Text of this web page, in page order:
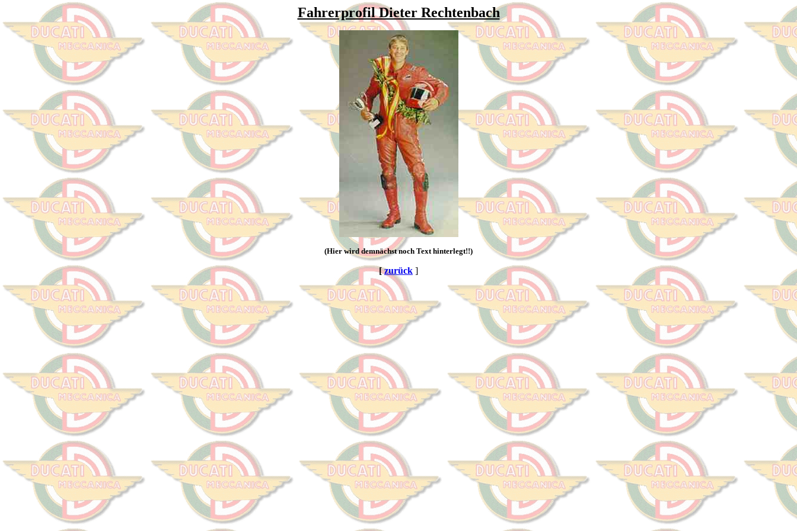
Fahrerprofil Dieter Rechtenbach
(Hier wird demnächst noch Text hinterlegt!!)
[zurück ]